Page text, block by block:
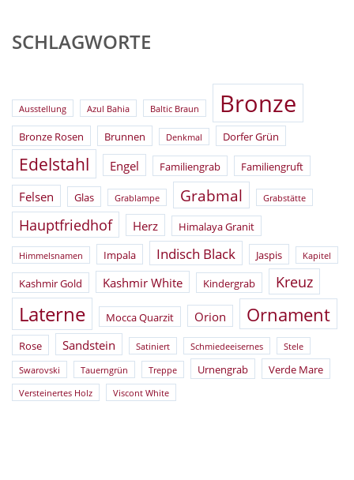
SCHLAGWORTE
Ausstellung Azul Bahia Baltic Braun Bronze
Bronze Rosen Brunnen Denkmal Dorfer Grün
Edelstahl Engel Familiengrab Familiengruft
Felsen Glas Grablampe Grabmal Grabstätte
Hauptfriedhof Herz Himalaya Granit
Himmelsnamen Impala Indisch Black Jaspis Kapitel
Kashmir Gold Kashmir White Kindergrab Kreuz
Laterne Mocca Quarzit Orion Ornament
Rose Sandstein Satiniert Schmiedeeisernes Stele
Swarovski Tauerngrün Treppe Urnengrab Verde Mare
Versteinertes Holz Viscont White